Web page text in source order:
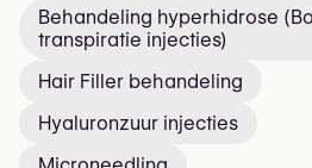
Behandeling hyperhidrose
transpiratie injecties)
Hair Filler behandeling
Hyaluronzuur injecties